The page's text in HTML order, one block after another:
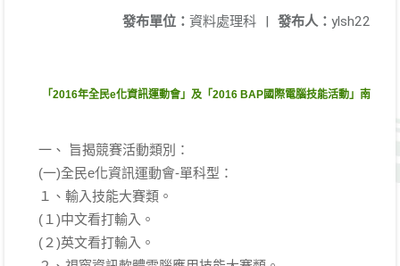
發布人： ylsh22
發布單位： 資料處理科 |
「2016年全民e化資訊運動會」及「2016 BAP國際電腦技能活動」南區競
一、 旨揭競賽活動類別：
(一)全民e化資訊運動會-單科型：
１、輸入技能大賽類。
(１)中文看打輸入。
(２)英文看打輸入。